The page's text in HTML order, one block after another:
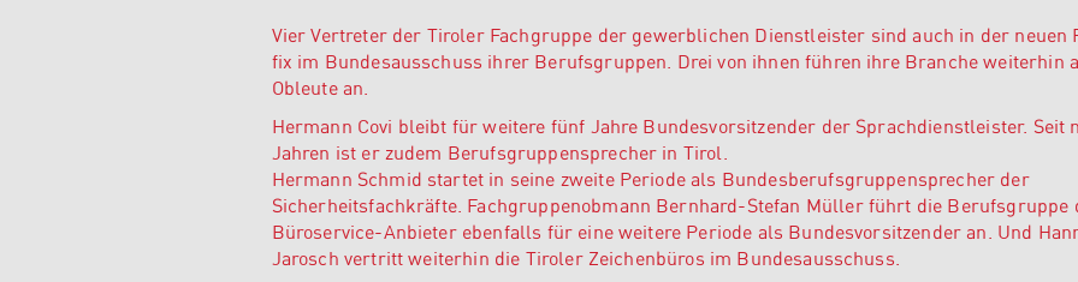
Vier Vertreter der Tiroler Fachgruppe der gewerblichen Dienstleister sind auch in der neuen
fix im Bundesausschuss ihrer Berufsgruppen. Drei von ihnen führen ihre Branche weiterhin
Obleute an.
Hermann Covi bleibt für weitere fünf Jahre Bundesvorsitzender der Sprachdienstleister. Seit
Jahren ist er zudem Berufsgruppensprecher in Tirol.
Hermann Schmid startet in seine zweite Periode als Bundesberufsgruppensprecher der
Sicherheitsfachkräfte. Fachgruppenobmann Bernhard-Stefan Müller führt die Berufsgruppe
Büroservice-Anbieter ebenfalls für eine weitere Periode als Bundesvorsitzender an. Und
Jarosch vertritt weiterhin die Tiroler Zeichenbüros im Bundesausschuss.